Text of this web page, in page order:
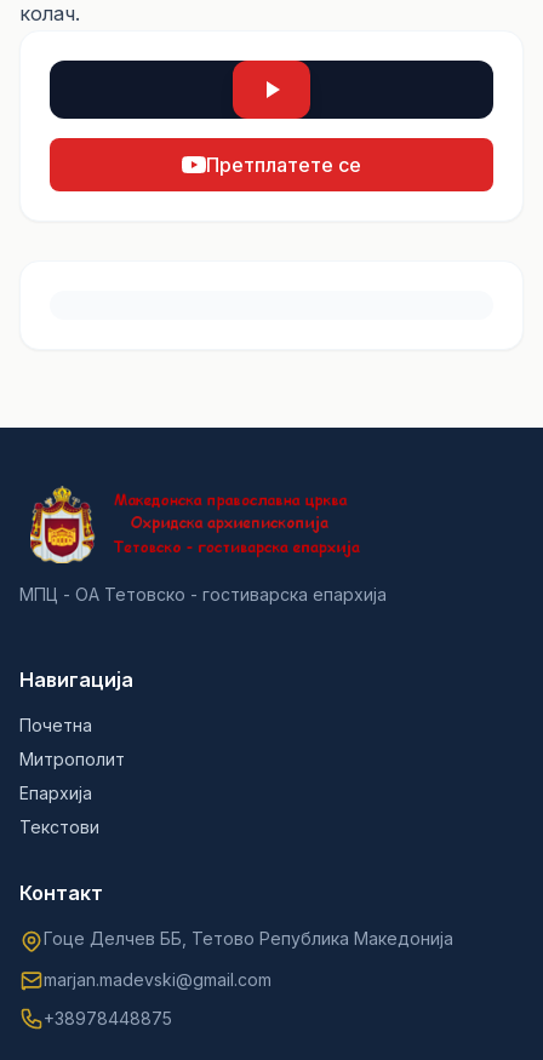
колач.
Претплатете се
МПЦ - ОА Тетовско - гостиварска епархија
Навигација
Почетна
Митрополит
Епархија
Текстови
Контакт
Гоце Делчев ББ, Тетово Република Македонија
marjan.madevski@gmail.com
+38978448875